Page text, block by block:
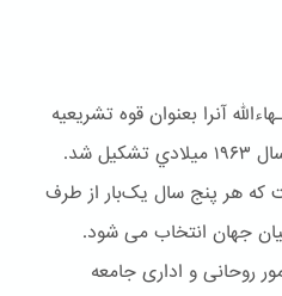
آنرا بعنوان قوه تشریعیه
امر بـهائی معین فرمودند در سال ۱۹۶۳ ميلادي تشکیل شد.
که هر پنج سال یک‌بار از طرف
جهان انتخاب می شود.
روحانی و اداری جامعه